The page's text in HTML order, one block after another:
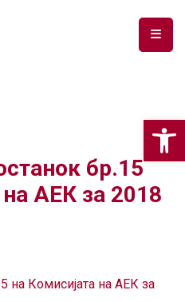
бр.15
АЕК за 2018
на Комисијата на АЕК за